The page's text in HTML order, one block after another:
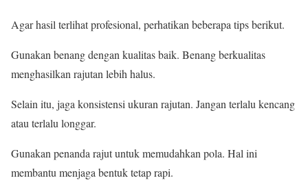
Agar hasil terlihat profesional, perhatikan beberapa tips berikut.
Gunakan benang dengan kualitas baik. Benang berkualitas
menghasilkan rajutan lebih halus.
Selain itu, jaga konsistensi ukuran rajutan. Jangan terlalu kencang
atau terlalu longgar.
Gunakan penanda rajut untuk memudahkan pola. Hal ini
membantu menjaga bentuk tetap rapi.